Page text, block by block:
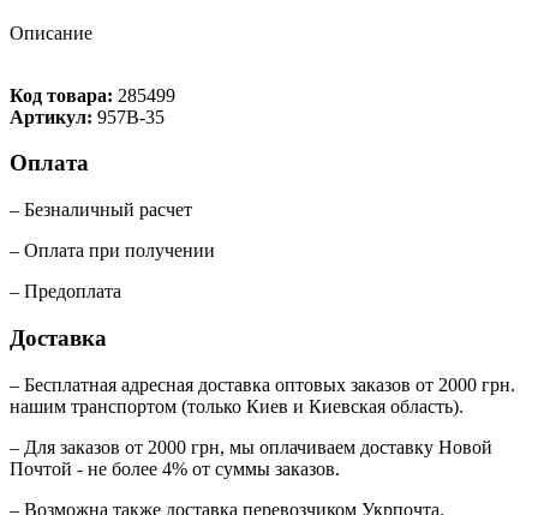
Описание
Код товара: 285499
Артикул: 957B-35
Оплата
– Безналичный расчет
– Оплата при получении
– Предоплата
Доставка
– Бесплатная адресная доставка оптовых заказов от 2000 грн.
нашим транспортом (только Киев и Киевская область).
– Для заказов от 2000 грн, мы оплачиваем доставку Новой
Почтой - не более 4% от суммы заказов.
– Возможна также доставка перевозчиком Укрпочта.